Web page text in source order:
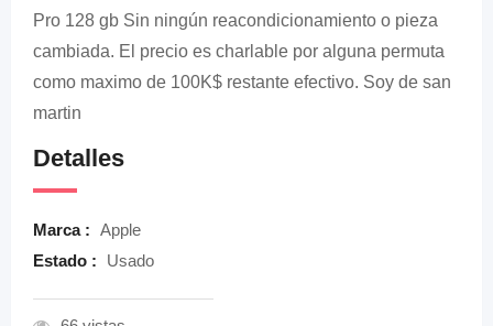
Pro 128 gb Sin ningún reacondicionamiento o pieza
cambiada. El precio es charlable por alguna permuta
como maximo de 100K$ restante efectivo. Soy de san
martin
Detalles
Marca : Apple
Estado :
Usado